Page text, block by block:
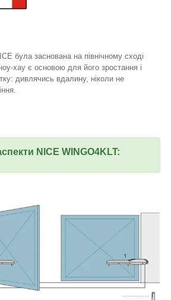
була заснована на північному сході
ноу-хау є основою для його зростання і
дивлячись вдалину, ніколи не
NICE WINGO4KLT: